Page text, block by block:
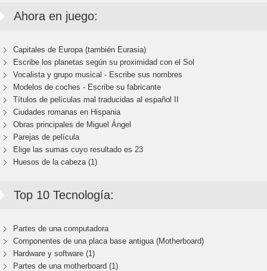
Ahora en juego:
Capitales de Europa (también Eurasia)
Escribe los planetas según su proximidad con el Sol
Vocalista y grupo musical - Escribe sus nombres
Modelos de coches - Escribe su fabricante
Títulos de películas mal traducidas al español II
Ciudades romanas en Hispania
Obras principales de Miguel Ángel
Parejas de película
Elige las sumas cuyo resultado es 23
Huesos de la cabeza (1)
Top 10 Tecnología:
Partes de una computadora
Componentes de una placa base antigua (Motherboard)
Hardware y software (1)
Partes de una motherboard (1)